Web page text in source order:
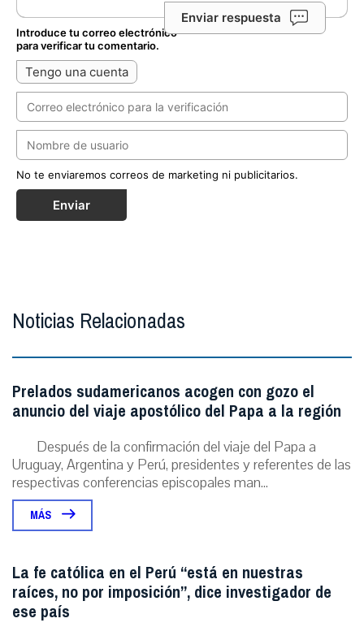
Enviar respuesta
Introduce tu correo electrónico
para verificar tu comentario.
Tengo una cuenta
No te enviaremos correos de marketing ni publicitarios.
Enviar
Noticias Relacionadas
Prelados sudamericanos acogen con gozo el
anuncio del viaje apostólico del Papa a la región
Después de la confirmación del viaje del Papa a
Uruguay, Argentina y Perú, presidentes y referentes de las
respectivas conferencias episcopales man...
MÁS
La fe católica en el Perú “está en nuestras
raíces, no por imposición”, dice investigador de
ese país